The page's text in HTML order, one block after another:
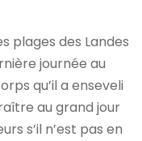
plages des Landes
journée au
qu’il a enseveli
au grand jour
s’il n’est pas en